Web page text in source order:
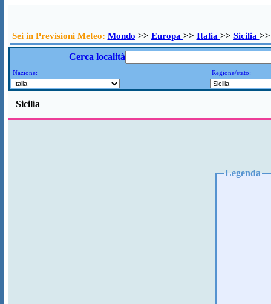
Sei in Previsioni Meteo: Mondo >> Europa >> Italia >> Sicilia
Cerca località
Nazione: Regione/stato:
Sicilia
Legenda